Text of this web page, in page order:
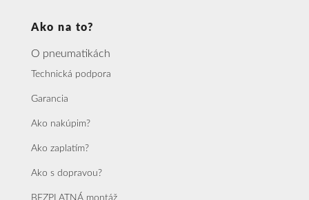
Ako na to?
O pneumatikách
Technická podpora
Garancia
Ako nakúpim?
Ako zaplatím?
Ako s dopravou?
BEZPLATNÁ montáž